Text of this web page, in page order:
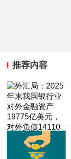
推荐内容